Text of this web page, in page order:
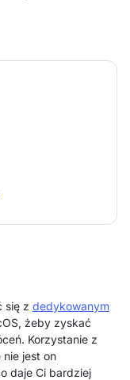
się z dedykowanym
żeby zyskać
Korzystanie z
jest on
daje Ci bardziej